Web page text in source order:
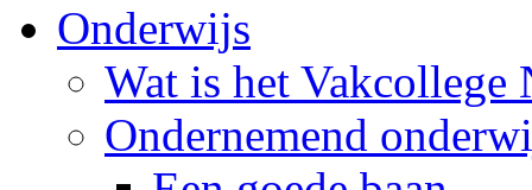
Onderwijs
Wat is het Vakcollege
Ondernemend